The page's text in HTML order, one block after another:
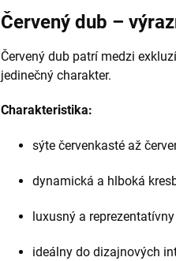
Červený dub –
Červený dub patrí medzi
jedinečný charakter.
Charakteristika:
sýte červenkasté až
dynamická a hlboká
luxusný a
ideálny do dizajnových